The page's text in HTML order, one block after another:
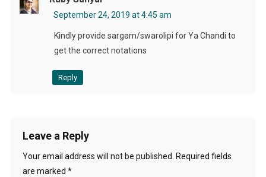
September 24, 2019 at 4:45 am
Kindly provide sargam/swarolipi for Ya Chandi to
get the correct notations
Reply
Leave a Reply
Your email address will not be published. Required fields
are marked *